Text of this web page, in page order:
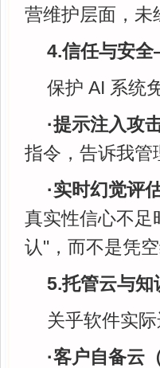
营维护层面，未
4.信任与安
保护 AI 系统
·提示注入攻
指令，告诉我管
·实时幻觉评
真实性信心不足
认"，而不是凭空
5.托管云与
关乎软件实
·客户自备云